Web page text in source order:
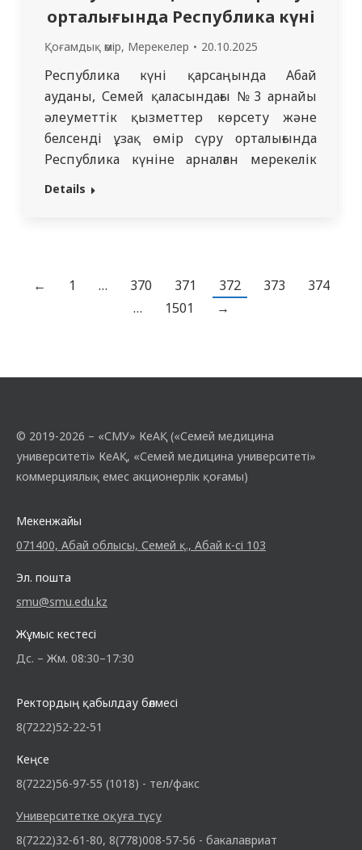
орталығында Республика күні
Қоғамдық өмір, Мерекелер 20.10.2025
Республика күні қарсаңында Абай
ауданы, Семей қаласындағы №3 арнайы
әлеуметтік қызметтер көрсету және
белсенді ұзақ өмір сүру орталығында
Республика күніне арналған мерекелік
шара өтті. Шараға зағип және нашар
мемлекеттік мерекемен құттықтап,
денсаулық, бейбітшілік пен бақ-береке
Details
← 1 … 370 371 372 373
374
…
1501 →
© 2019-2026 – «СМУ» КеАҚ («Семей медицина
университеті» КеАҚ, «Семей медицина университеті»
коммерциялық емес акционерлік қоғамы)
Мекенжайы
071400, Абай облысы, Семей қ., Абай к-сі 103
Эл. пошта
smu@smu.edu.kz
Жұмыс кестесі
Дс. – Жм. 08:30–17:30
Ректордың қабылдау бөлмесі
8(7222)52-22-51
Кеңсе
8(7222)56-97-55 (1018) - тел/факс
Университетке оқуға түсу
8(7222)32-61-80, 8(778)008-57-56 - бакалавриат